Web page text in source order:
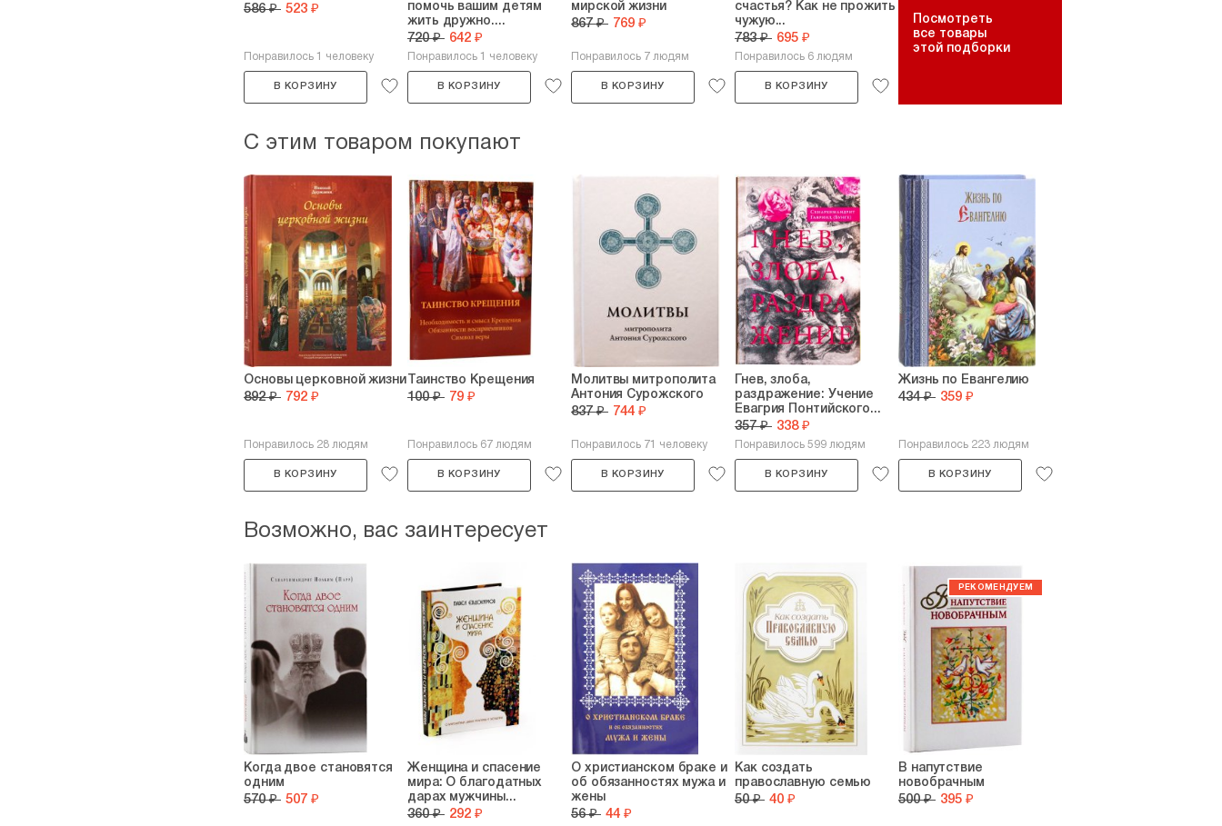
586 ₽ 523 ₽
Понравилось 1 человеку
В КОРЗИНУ
помочь вашим детям
жить дружно....
720 ₽ 642 ₽
Понравилось 1 человеку
В КОРЗИНУ
мирской жизни
867 ₽ 769 ₽
Понравилось 7 людям
В КОРЗИНУ
счастья? Как не прожить
чужую...
783 ₽ 695 ₽
Понравилось 6 людям
В КОРЗИНУ
Посмотреть
все товары
этой подборки
С этим товаром покупают
Основы церковной жизни
892 ₽ 792 ₽
Понравилось 28 людям
В КОРЗИНУ
Таинство Крещения
100 ₽ 79 ₽
Понравилось 67 людям
В КОРЗИНУ
Молитвы митрополита
Антония Сурожского
837 ₽ 744 ₽
Понравилось 71 человеку
В КОРЗИНУ
Гнев, злоба,
раздражение: Учение
Евагрия Понтийского...
357 ₽ 338 ₽
Понравилось 599 людям
В КОРЗИНУ
Жизнь по Евангелию
434 ₽ 359 ₽
Понравилось 223 людям
В КОРЗИНУ
Возможно, вас заинтересует
Когда двое становятся
одним
570 ₽ 507 ₽
Женщина и спасение
мира: О благодатных
дарах мужчины...
360 ₽ 292 ₽
О христианском браке и
об обязанностях мужа и
жены
56 ₽ 44 ₽
Как создать
православную семью
50 ₽ 40 ₽
В напутствие
новобрачным
500 ₽ 395 ₽